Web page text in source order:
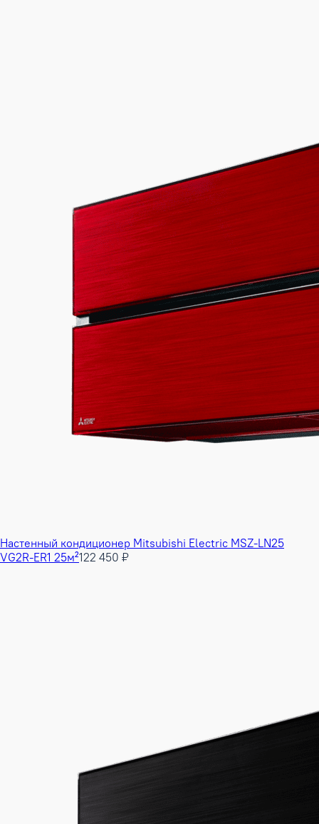
Настенный кондиционер Mitsubishi Electric MSZ-LN25
VG2R-ER1 25м²122 450 ₽